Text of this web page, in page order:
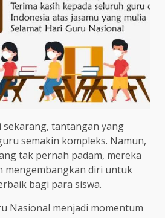
tantangan yang
semakin kompleks. Namun,
tak pernah padam, mereka
mengembangkan diri untuk
bagi para siswa.
Nasional menjadi momentum